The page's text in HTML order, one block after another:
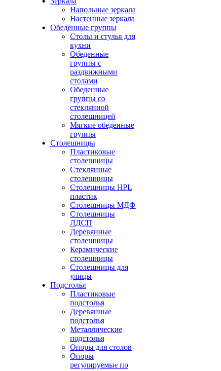
Напольные зеркала
Настенные зеркала
Обеденные группы
Столы и стулья для
кухни
Обеденные
группы с
раздвижными
столами
Обеденные
группы со
стеклянной
столешницей
Мягкие обеденные
группы
Столешницы
Пластиковые
столешницы
Стеклянные
столешницы
Столешницы HPL
пластик
Столешницы МДФ
Столешницы
ЛДСП
Деревянные
столешницы
Керамические
столешницы
Столешницы для
улицы
Подстолья
Пластиковые
подстолья
Деревянные
подстолья
Металлические
подстолья
Опоры для столов
Опоры
регулируемые по